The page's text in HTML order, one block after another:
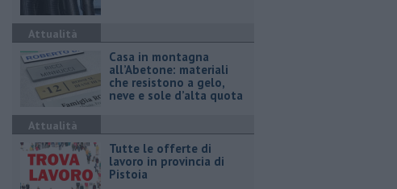
Attualità
Casa in montagna
all’Abetone: materiali
che resistono a gelo,
neve e sole d’alta quota
Attualità
​Tutte le offerte di
lavoro in provincia di
Pistoia